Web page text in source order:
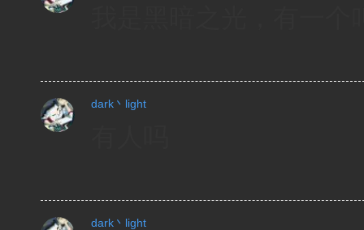
dark丶light
dark丶light